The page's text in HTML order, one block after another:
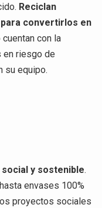
Reciclan
convertirlos en
cuentan con la
en riesgo de
su equipo.
y sostenible.
envases 100%
proyectos sociales